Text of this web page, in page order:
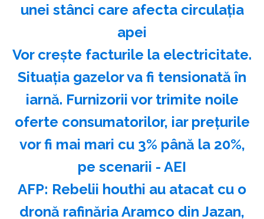
unei stânci care afecta circulația
apei
Vor crește facturile la electricitate.
Situația gazelor va fi tensionată în
iarnă. Furnizorii vor trimite noile
oferte consumatorilor, iar prețurile
vor fi mai mari cu 3% până la 20%,
pe scenarii - AEI
AFP: Rebelii houthi au atacat cu o
dronă rafinăria Aramco din Jazan,